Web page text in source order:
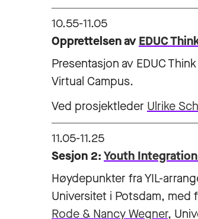
10.55-11.05
Opprettelsen avEDUC
Presentasjon av EDUC
Virtual Campus.
Ved prosjektleder Ulrike
11.05-11.25
Sesjon 2:Youth
Høydepunkter fra YIL-
Universitet i Potsdam,
Rode & Nancy Wegner,